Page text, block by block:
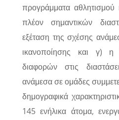
προγράμματα
πλέον σημαντικών
εξέταση της σχέσης
ικανοποίησης και γ) η
διαφορών στις
ανάμεσα σε ομάδες
δημογραφικά
145 ενήλικα άτομα,